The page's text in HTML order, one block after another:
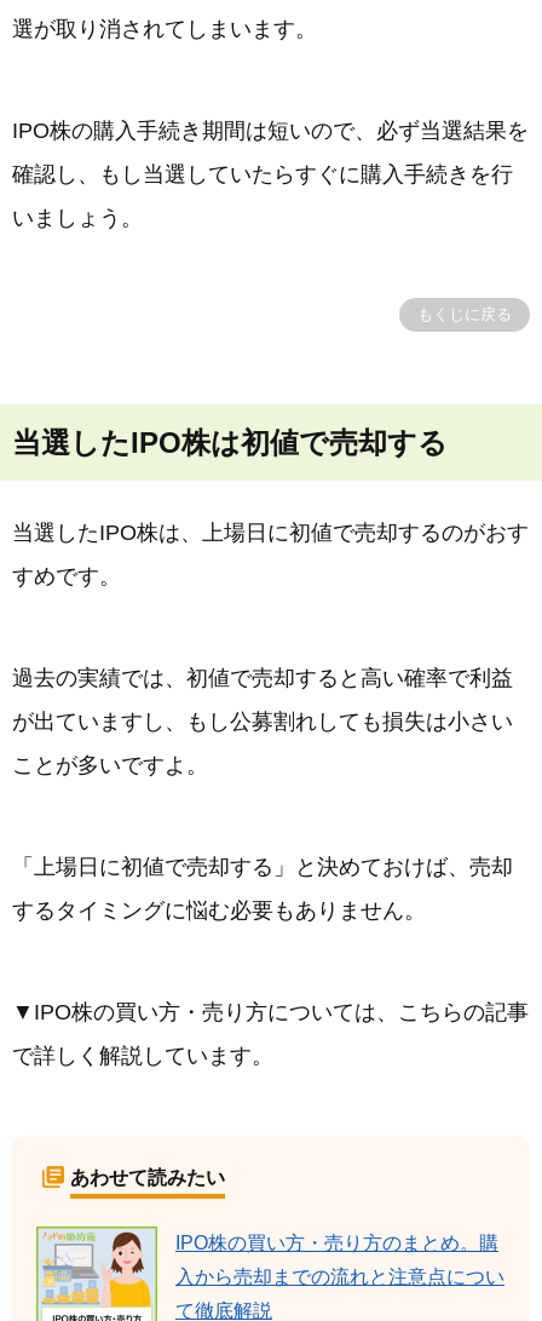
選が取り消されてしまいます。
IPO株の購入手続き期間は短いので、必ず当選結果を
確認し、もし当選していたらすぐに購入手続きを行
いましょう。
もくじに戻る
当選したIPO株は初値で売却する
当選したIPO株は、上場日に初値で売却するのがおす
すめです。
過去の実績では、初値で売却すると高い確率で利益
が出ていますし、もし公募割れしても損失は小さい
ことが多いですよ。
「上場日に初値で売却する」と決めておけば、売却
するタイミングに悩む必要もありません。
▼IPO株の買い方・売り方については、こちらの記事
で詳しく解説しています。
あわせて読みたい
IPO株の買い方・売り方のまとめ。購
入から売却までの流れと注意点につい
て徹底解説